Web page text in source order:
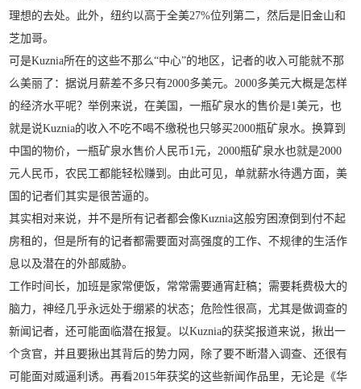
理想的去处。此外，纽约以高于全美27%位列第二，然后是旧金山和
芝加哥。
可是Kuznia所在的这些不那么“中心”的地区，记者的收入可能就不那
么美丽了：据说月薪差不多只有2000多美元。2000多美元大概是怎样
的经济水平呢？举例来说，在美国，一瓶矿泉水的售价是1美元，也
就是说Kuznia的收入不吃不喝不缴税也只够买2000瓶矿泉水。换算到
中国的物价，一瓶矿泉水售价人民币1元，2000瓶矿泉水也就是2000
元人民币，农民工都能轻松赚到。由此可见，单就薪水待遇方面，美
国的记者们其实是很苦逼的。
其实相对来说，并不是所有记者都会像Kuznia这般穷困潦倒到付不起
房租的，但是所有的记者都需要面对高强度的工作、不规律的生活作
息以及潜在的外部威胁。
工作时间长，加班是家常便饭，常常需要通宵赶稿；需要耗费极大的
脑力，神经几乎永远处于绷紧的状态；危险性很高，尤其是做调查的
新闻记者，还可能面临潜在报复。以Kuznia的获奖报道来说，揪出一
个贪官，并且要揪出其背后的势力网，除了要不断潜入调查、还很有
可能面对威逼利诱。再看2015年获奖的这些新闻作品里，无论是《华